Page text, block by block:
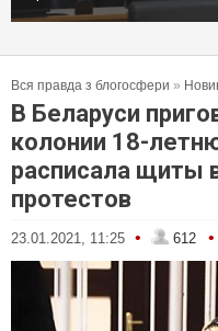
Вся правда з блогосфери »
В Беларуси
колонии 18-
расписала щиты
протестов
23.01.2021, 11:25 • 612 •